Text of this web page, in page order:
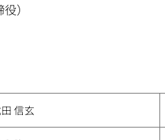
）
信玄